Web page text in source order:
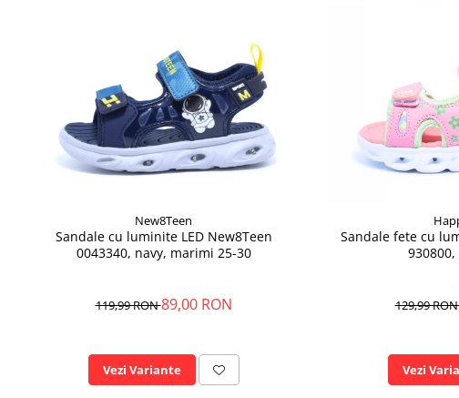
New8Teen
Sandale cu luminite LED New8Teen
0043340, navy, marimi 25-30
119,99 RON89,00 RON
Vezi Variante
Sandale fete cu
129,99
Vezi